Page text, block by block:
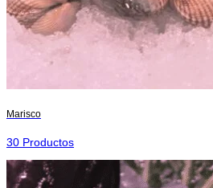
Marisco
30 Productos